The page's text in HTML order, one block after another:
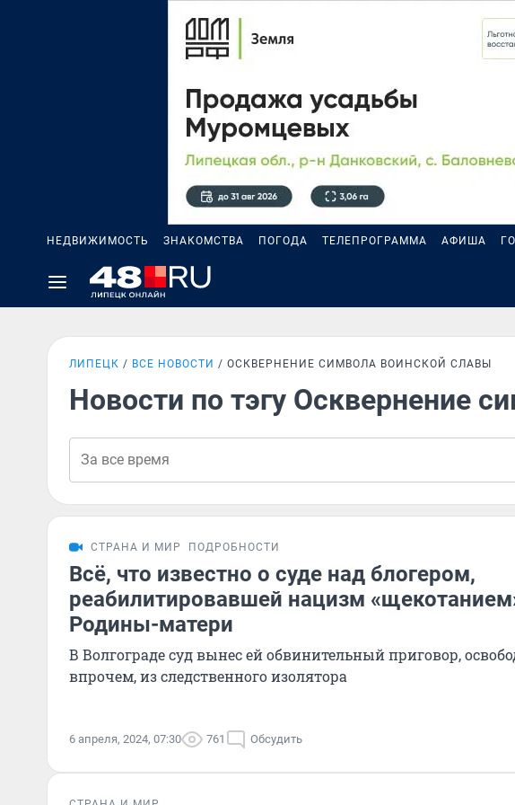
НЕДВИЖИМОСТЬ ЗНАКОМСТВА ПОГОДА ТЕЛЕПРОГРАММА АФИША
ЛИПЕЦК ВСЕ НОВОСТИ ОСКВЕРНЕНИЕ СИМВОЛА ВОИНСКОЙ СЛАВЫ
Новости по тэгу Осквернение
СТРАНА И МИР ПОДРОБНОСТИ
Всё, что известно о суде над блогером,
реабилитировавшей нацизм
Родины-матери
В Волгограде суд вынес ей обвинительный приговор,
впрочем, из следственного изолятора
6 апреля, 2024, 07:30 761 Обсудить